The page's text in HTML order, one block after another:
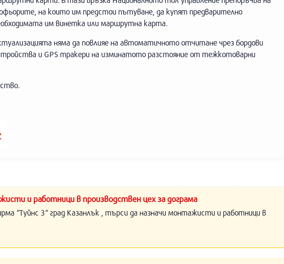
на които им предстои пътуване, да купят предварително
им винетка или маршрутна карта.
няма да повлияе на автоматичното отчитане чрез бордови
и GPS тракери на изминатото разстояние от тежкотоварни
и работници в производствен цех за дограма
“Туйнс 3“ град Казанлък , търси да назначи монтажисти и работници в